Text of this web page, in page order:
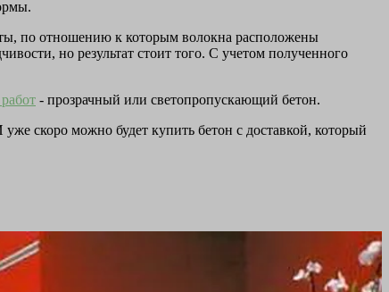
по отношению к которым волокна расположены
но результат стоит того. С учетом полученного
- прозрачный или светопропускающий бетон.
скоро можно будет купить бетон с доставкой, который